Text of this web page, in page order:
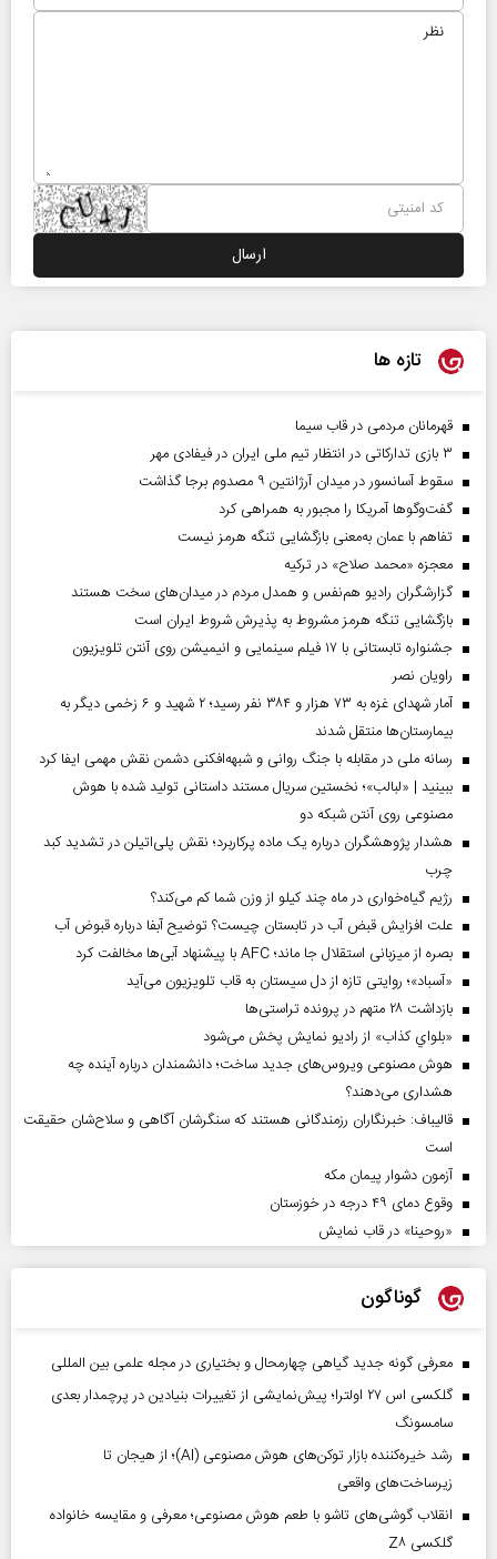
تازه ها
قهرمانان مردمی در قاب سیما
۳ بازی تدارکاتی در انتظار تیم ملی ایران در فیفادی مهر
سقوط آسانسور در میدان آرژانتین ۹ مصدوم برجا گذاشت
گفت‌وگوها آمریکا را مجبور به همراهی کرد
تفاهم با عمان به‌معنی بازگشایی تنگه هرمز نیست
معجزه «محمد صلاح» در ترکیه
گزارشگران رادیو هم‌نفس و همدل مردم در میدان‌های سخت هستند
بازگشایی تنگه هرمز مشروط به پذیرش شروط ایران است
جشنواره تابستانی با ۱۷ فیلم سینمایی و انیمیشن روی آنتن تلویزیون
راویان نصر
آمار شهدای غزه به ۷۳ هزار و ۳۸۴ نفر رسید؛ ۲ شهید و ۶ زخمی دیگر به
بیمارستان‌ها منتقل شدند
رسانه ملی در مقابله با جنگ روانی و شبهه‌افکنی دشمن نقش مهمی ایفا کرد
ببینید | «لبالب»؛ نخستین سریال مستند داستانی تولید شده با هوش
مصنوعی روی آنتن شبکه دو
هشدار پژوهشگران درباره یک ماده پرکاربرد؛ نقش پلی‌اتیلن در تشدید کبد
چرب
رژیم گیاه‌خواری در ماه چند کیلو از وزن شما کم می‌کند؟
علت افزایش قبض آب در تابستان چیست؟ توضیح آبفا درباره قبوض آب
بصره از میزبانی استقلال جا ماند؛ AFC با پیشنهاد آبی‌ها مخالفت کرد
«آسباد»؛ روایتی تازه از دل سیستان به قاب تلویزیون می‌آید
بازداشت ۲۸ متهم در پرونده تراستی‌ها
«بلواي کذاب» از رادیو نمایش پخش می‌شود
هوش مصنوعی ویروس‌های جدید ساخت؛ دانشمندان درباره آینده چه
هشداری می‌دهند؟
قالیباف: خبرنگاران رزمندگانی هستند که سنگرشان آگاهی و سلاح‌شان حقیقت
است
آزمون دشوار پیمان مکه
وقوع دمای ۴۹ درجه در خوزستان
«روحینا» در قاب نمایش
گوناگون
معرفی گونه جدید گیاهی چهارمحال و بختیاری در مجله علمی بین المللی
گلکسی اس ۲۷ اولترا؛ پیش‌نمایشی از تغییرات بنیادین در پرچمدار بعدی
سامسونگ
رشد خیره‌کننده بازار توکن‌های هوش مصنوعی (AI)؛ از هیجان تا
زیرساخت‌های واقعی
انقلاب گوشی‌های تاشو‌ با طعم هوش مصنوعی؛ معرفی و مقایسه خانواده
گلکسی Z۸